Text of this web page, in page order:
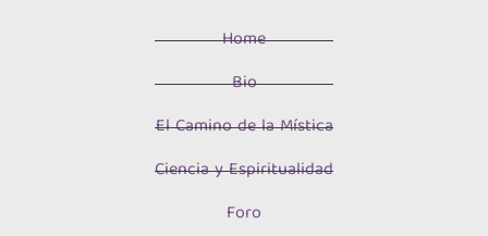
Home
Bio
El Camino de la Mística
Ciencia y Espiritualidad
Foro